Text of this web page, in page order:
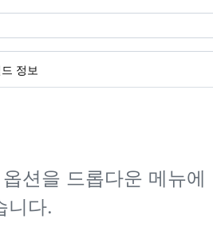
정보
션을 드롭다운 메뉴에
니다.